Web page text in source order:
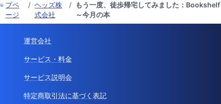
プペ
ージ
/ ヘッズ株
式会社
/ もう一度、徒歩帰宅してみました：Bookshelf
～今月の本
運営会社
サービス・料金
サービス説明会
特定商取引法に基づく表記